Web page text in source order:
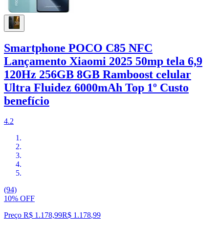
Smartphone POCO C85 NFC
Lançamento Xiaomi 2025 50mp tela 6,9
120Hz 256GB 8GB Ramboost celular
Ultra Fluidez 6000mAh Top 1º Custo
benefício
4.2
(94)
10% OFF
Preço R$ 1.178,99R$ 1.178,99